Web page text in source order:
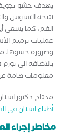
يهدف حشو تجويف
نتيجة التسوس
الفم، كما يسعى
عمليات ترميم
وضرورة حشوها،
بالاضافه الى
معلومات هامة
محتاج دكتور
أطباء اسنان في
مخاطر إجراء